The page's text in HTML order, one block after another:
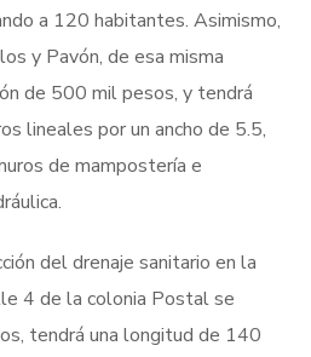
a 120 habitantes. Asimismo,
y Pavón, de esa misma
de 500 mil pesos, y tendrá
lineales por un ancho de 5.5,
de mampostería e
del drenaje sanitario en la
4 de la colonia Postal se
tendrá una longitud de 140